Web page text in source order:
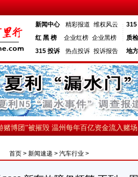
新闻中心 精彩报道 维权风云
红 黑 榜
企业红榜 企业黑榜
315 投诉
热点投诉 投诉报告
315
质
地
赌博团”被摧毁 温州每年百亿资金流入赌场
首页 > 新闻速递 > 汽车行业 >